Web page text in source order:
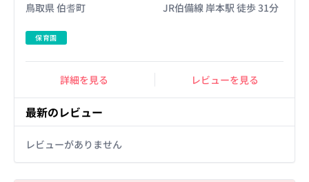
鳥取県 伯耆町
JR伯備線 岸本駅 徒歩 31分
保育園
詳細を見る レビューを見る
最新のレビュー
レビューがありません